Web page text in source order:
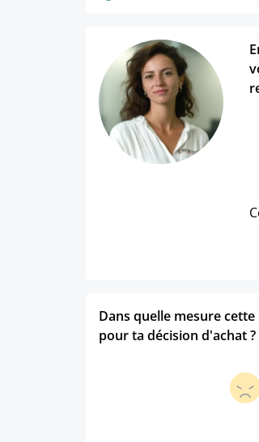
Dans quelle mesure
pour ta décision d'achat ?